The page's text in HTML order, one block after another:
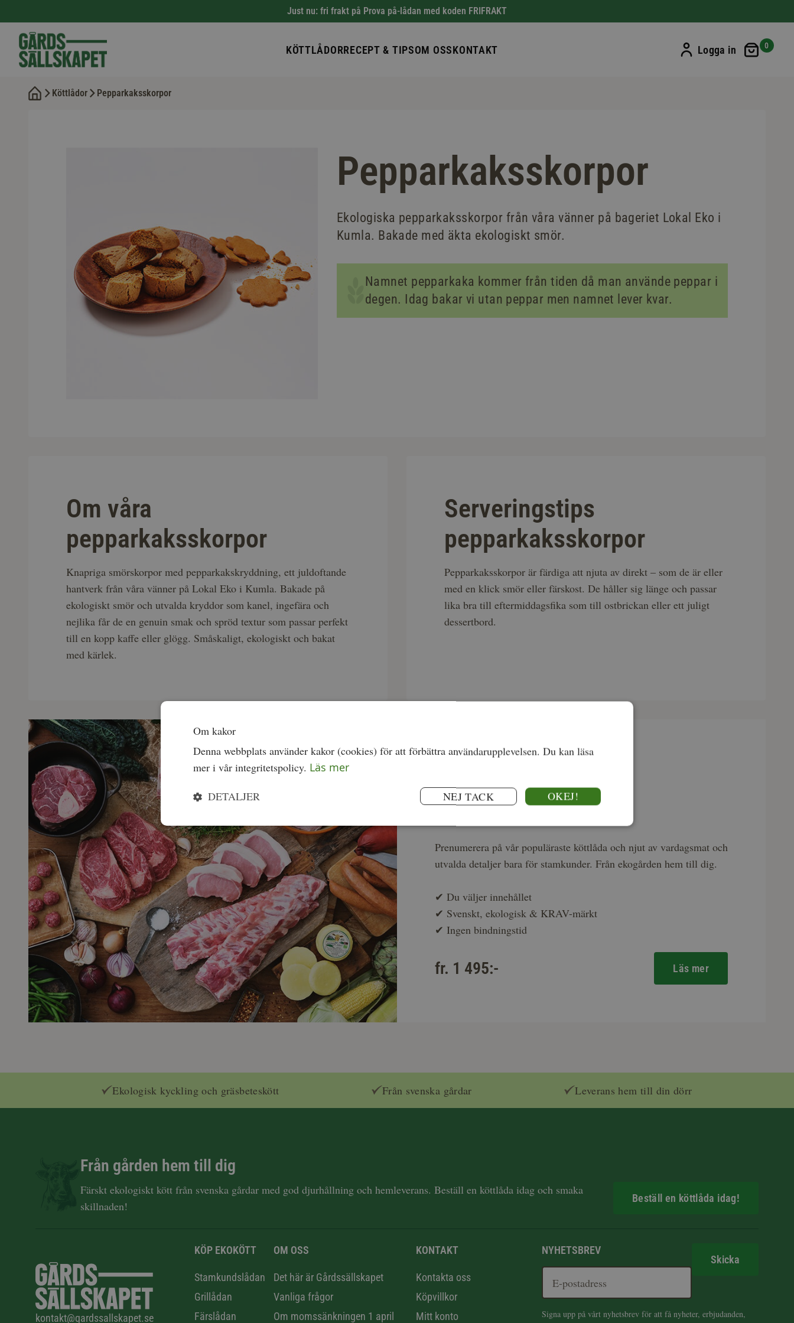
Just nu: fri frakt på Prova på-lådan med koden FRIFRAKT
KÖTTLÅDORRECEPT & TIPSOM OSSKONTAKT Logga in Min
0
Köttlådor Pepparkaksskorpor
Pepparkaksskorpor
Ekologiska pepparkaksskorpor från våra vänner på bageriet Lokal Eko i
Kumla. Bakade med äkta ekologiskt smör.
Namnet pepparkaka kommer från tiden då man använde peppar i
degen. Idag bakar vi utan peppar men namnet lever kvar.
Om våra
pepparkaksskorpor
Knapriga smörskorpor med pepparkakskryddning, ett juldoftande
hantverk från våra vänner på Lokal Eko i Kumla. Bakade på
ekologiskt smör och utvalda kryddor som kanel, ingefära och
nejlika får de en genuin smak och spröd textur som passar perfekt
till en kopp kaffe eller glögg. Småskaligt, ekologiskt och bakat
med kärlek.
Serveringstips
pepparkaksskorpor
Pepparkaksskorpor är färdiga att njuta av direkt – som de är eller
med en klick smör eller färskost. De håller sig länge och passar
lika bra till eftermiddagsfika som till ostbrickan eller ett juligt
dessertbord.
Stamkundslådan
Prenumerera på vår populäraste köttlåda och njut av vardagsmat och
utvalda detaljer bara för stamkunder. Från ekogården hem till dig.
✔ Du väljer innehållet
✔ Svenskt, ekologisk & KRAV-märkt
✔ Ingen bindningstid
fr. 1 495:- Läs mer
Ekologisk kyckling och gräsbeteskött Från svenska gårdar Leverans hem till din dörr
Från gården hem till dig
Färskt ekologiskt kött från svenska gårdar med god djurhållning och hemleverans. Beställ en köttlåda idag och smaka
skillnaden!
Beställ en köttlåda idag!
kontakt@gardssallskapet.se
KÖP EKOKÖTT
Stamkundslådan
Grillådan
Färslådan
OM OSS
Det här är Gårdssällskapet
Vanliga frågor
Om momssänkningen 1 april
KONTAKT
Kontakta oss
Köpvillkor
Mitt konto
NYHETSBREV
Skicka
Signa upp på vårt nyhetsbrev för att få nyheter, erbjudanden,
Om kakor
Denna webbplats använder kakor (cookies) för att förbättra användarupplevelsen. Du kan läsa
mer i vår integritetspolicy. Läs mer
OKEJ!
NEJ TACK
DETALJER